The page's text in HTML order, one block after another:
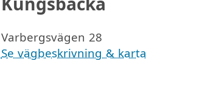
Varbergsvägen 28
Se vägbeskrivning & karta